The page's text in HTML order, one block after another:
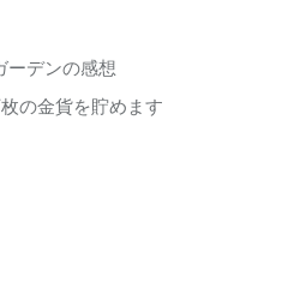
ーデンの感想
の金貨を貯めます